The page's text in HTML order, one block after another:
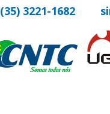
(35) 3221-1682